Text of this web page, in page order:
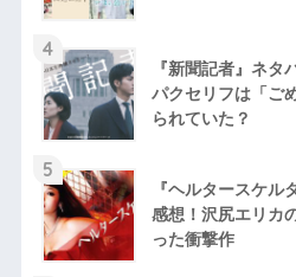
4
『新聞記者』ネタ
パクセリフは「ご
られていた？
5
『ヘルタースケル
感想！沢尻エリカ
った衝撃作